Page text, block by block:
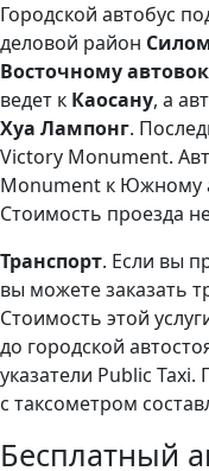
Городской автобус
деловой район
Восточному
ведет к Каосану, а
Хуа Лампонг.
Victory Monument.
Monument к Южному
Стоимость проезда
Транспорт. Если вы
вы можете заказать
Стоимость этой
до городской
указатели Public
с таксометром
Бесплатный